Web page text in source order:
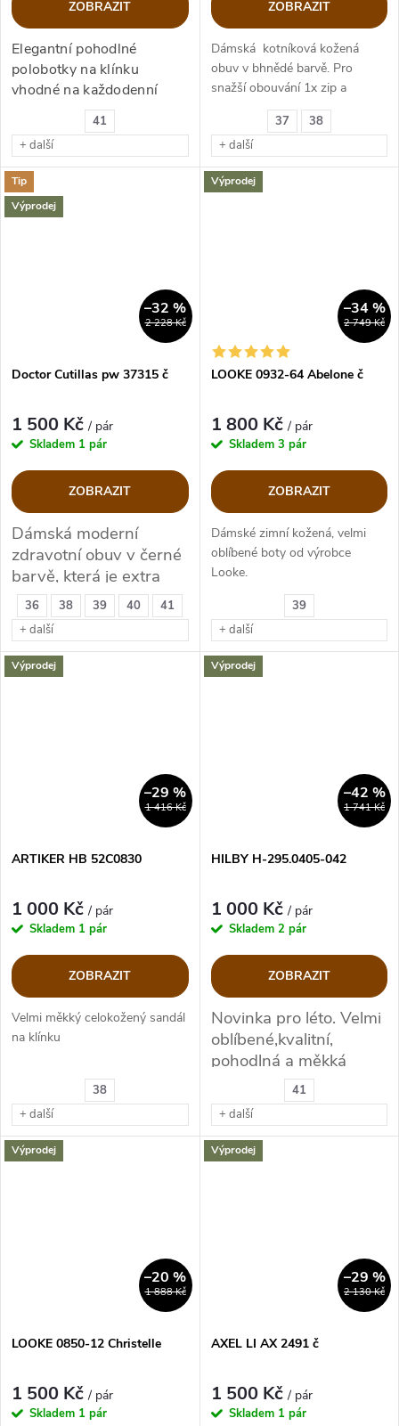
41
+ další
ZOBRAZIT
Elegantní pohodlné
polobotky na klínku
vhodné na každodenní
nošení i pro nohy s halluxy
a jinými deformitami.
37
38
+ další
ZOBRAZIT
Dámská kotníková kožená
obuv v bhnědé barvě. Pro
snažší obouvání 1x zip a
tkaničky nártové.
Tip
Výprodej
2 228 Kč
–32 %
36 38 39 40
41
+ další
Doctor Cutillas pw 37315 č
1 500 Kč/ pár
Skladem 1 pár
ZOBRAZIT
Dámská moderní
zdravotní obuv v černé
barvě, která je extra
lehounká.
Výprodej
2 749 Kč
–34 %
39
+ další
LOOKE 0932-64 Abelone č
1 800 Kč/ pár
Skladem 3 pár
ZOBRAZIT
Dámské zimní kožená, velmi
oblíbené boty od výrobce
Looke.
Výprodej
1 416 Kč
–29 %
38
+ další
ARTIKER HB 52C0830
1 000 Kč/ pár
Skladem 1 pár
ZOBRAZIT
Velmi měkký celokožený sandál
na klínku
Výprodej
1 741 Kč
–42 %
41
+ další
HILBY H-295.0405-042
1 000 Kč/ pár
Skladem 2 pár
ZOBRAZIT
Novinka pro léto. Velmi
oblíbené,kvalitní,
pohodlná a měkká
podešev po celé délce
chodidla!
Výprodej
1 888 Kč
–20 %
LOOKE 0850-12 Christelle
1 500 Kč/ pár
Skladem 1 pár
Výprodej
2 130 Kč
–29 %
AXEL LI AX 2491 č
1 500 Kč/ pár
Skladem 1 pár